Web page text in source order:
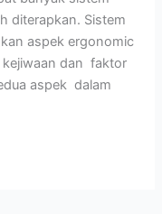
diterapkan. Sistem
aspek ergonomic
dan faktor
aspek dalam